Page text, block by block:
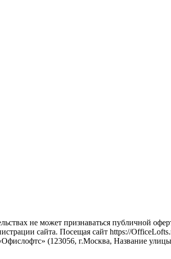
не может признаваться публичной
сайта. Посещая сайт https://
(123056, г.Москва, Название